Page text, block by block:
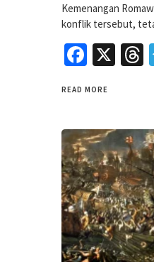
Kemenangan
konflik tersebut,
X
READ MORE